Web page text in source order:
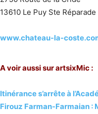
13610 Le Puy Ste Réparade
www.chateau-la-
A voir aussi sur artsixMic :
Itinérance s’arrête à
Firouz Farman-Farmaian :